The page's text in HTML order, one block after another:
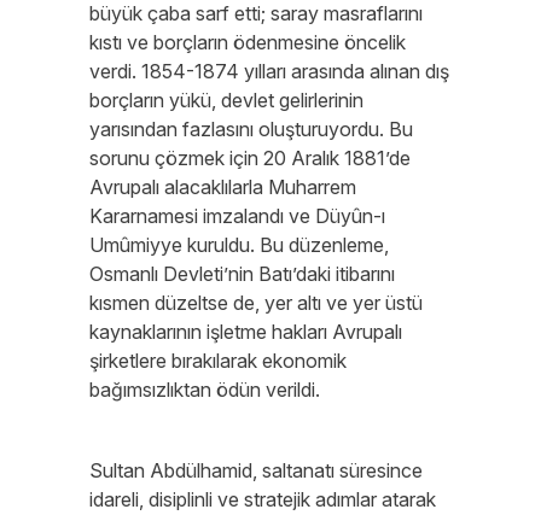
büyük çaba sarf etti; saray masraflarını
kıstı ve borçların ödenmesine öncelik
verdi. 1854-1874 yılları arasında alınan dış
borçların yükü, devlet gelirlerinin
yarısından fazlasını oluşturuyordu. Bu
sorunu çözmek için 20 Aralık 1881’de
Avrupalı alacaklılarla Muharrem
Kararnamesi imzalandı ve Düyûn-ı
Umûmiyye kuruldu. Bu düzenleme,
Osmanlı Devleti’nin Batı’daki itibarını
kısmen düzeltse de, yer altı ve yer üstü
kaynaklarının işletme hakları Avrupalı
şirketlere bırakılarak ekonomik
bağımsızlıktan ödün verildi.
Sultan Abdülhamid, saltanatı süresince
idareli, disiplinli ve stratejik adımlar atarak